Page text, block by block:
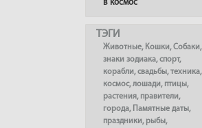
в космос
ТЭГИ
Животные, Кошки,Собаки,
знаки зодиака,спорт,
корабли,свадьбы,техника,
космос,лошади, птицы,
растения, правители,
города, Памятные даты,
праздники, рыбы,